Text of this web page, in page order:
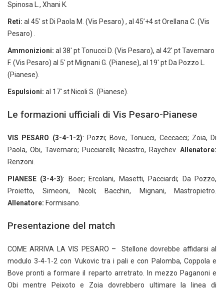
Spinosa L., Xhani K.
Reti: al 45′ st Di Paola M. (Vis Pesaro) , al 45’+4 st Orellana C. (Vis
Pesaro) .
Ammonizioni: al 38′ pt Tonucci D. (Vis Pesaro), al 42′ pt Tavernaro
F. (Vis Pesaro) al 5′ pt Mignani G. (Pianese), al 19′ pt Da Pozzo L.
(Pianese).
Espulsioni: al 17′ st Nicoli S. (Pianese).
Le formazioni ufficiali di Vis Pesaro-Pianese
VIS PESARO (3-4-1-2): Pozzi; Bove, Tonucci, Ceccacci; Zoia, Di
Paola, Obi, Tavernaro; Pucciarelli; Nicastro, Raychev. Allenatore:
Renzoni.
PIANESE (3-4-3): Boer; Ercolani, Masetti, Pacciardi; Da Pozzo,
Proietto, Simeoni, Nicoli; Bacchin, Mignani, Mastropietro.
Allenatore: Formisano.
Presentazione del match
COME ARRIVA LA VIS PESARO – Stellone dovrebbe affidarsi al
modulo 3-4-1-2 con Vukovic tra i pali e con Palomba, Coppola e
Bove pronti a formare il reparto arretrato. In mezzo Paganoni e
Obi mentre Peixoto e Zoia dovrebbero ultimare la linea di